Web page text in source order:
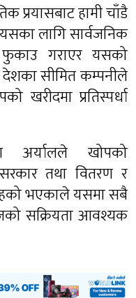
प्रयासबाट हामी चाँडै
लागि सार्वजनिक
गराएर यसको
देशका सीमित कम्पनीले
प्रतिस्पर्धा
अर्यालले खोपको
तथा वितरण र
भएकाले यसमा सबै
सक्रियता आवश्यक